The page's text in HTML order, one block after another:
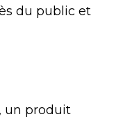
du public et
, un produit